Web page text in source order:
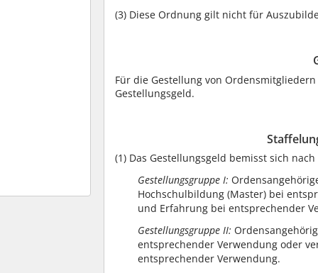
(3) Diese Ordnung gilt nicht für
Für die Gestellung von
Gestellungsgeld.
(1) Das Gestellungsgeld bemisst sich
Gestellungsgruppe I:
Hochschulbildung (Master) bei
und Erfahrung bei entsprechender
Gestellungsgruppe II:
entsprechender Verwendung oder
entsprechender Verwendung.